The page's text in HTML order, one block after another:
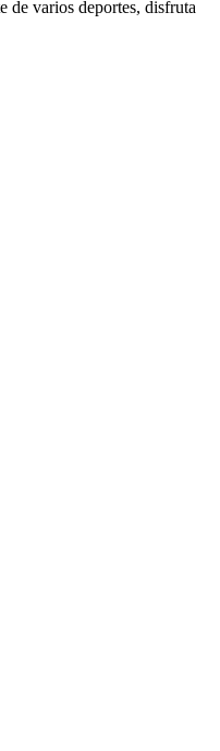
varios deportes, disfruta